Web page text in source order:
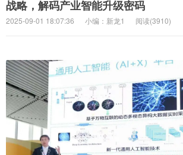
人工智能技术网
战略，解码产业智能升级密码
2025-09-01 18:07:36 小编：新龙1 阅读(3910)